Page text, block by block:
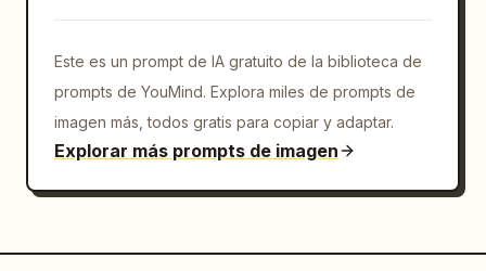
Este es un prompt de IA gratuito de la biblioteca de
prompts de YouMind. Explora miles de prompts de
imagen más, todos gratis para copiar y adaptar.
Explorar más prompts de imagen